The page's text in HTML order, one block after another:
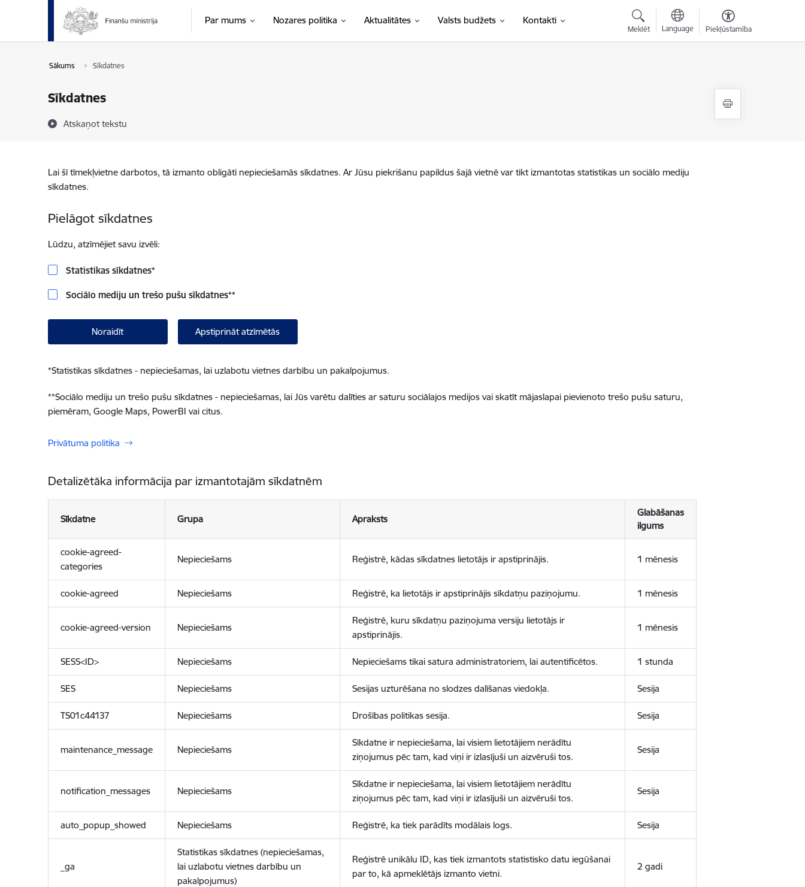
Pāriet uz lapas saturu
Par mums Nozares politika Aktualitātes Valsts budžets Kontakti
Meklēt Language Piekļūstamība
Sākums Sīkdatnes
Sīkdatnes
Atskaņot tekstu
Lai šī tīmekļvietne darbotos, tā izmanto obligāti nepieciešamās sīkdatnes. Ar Jūsu piekrišanu papildus šajā vietnē var tikt izmantotas statistikas un sociālo mediju
sīkdatnes.
Pielāgot sīkdatnes
Lūdzu, atzīmējiet savu izvēli:
Statistikas sīkdatnes*
Sociālo mediju un trešo pušu sīkdatnes**
Noraidīt Apstiprināt atzīmētās
*Statistikas sīkdatnes - nepieciešamas, lai uzlabotu vietnes darbību un pakalpojumus.
**Sociālo mediju un trešo pušu sīkdatnes - nepieciešamas, lai Jūs varētu dalīties ar saturu sociālajos medijos vai skatīt mājaslapai pievienoto trešo pušu saturu,
piemēram, Google Maps, PowerBI vai citus.
Privātuma politika
Detalizētāka informācija par izmantotajām sīkdatnēm
Sīkdatne Grupa Apraksts
Glabāšanas
ilgums
cookie-agreed-
categories
Nepieciešams Reģistrē, kādas sīkdatnes lietotājs ir apstiprinājis. 1 mēnesis
cookie-agreed Nepieciešams Reģistrē, ka lietotājs ir apstiprinājis sīkdatņu paziņojumu. 1 mēnesis
cookie-agreed-version Nepieciešams
Reģistrē, kuru sīkdatņu paziņojuma versiju lietotājs ir
apstiprinājis.
1 mēnesis
SESS<ID> Nepieciešams Nepieciešams tikai satura administratoriem, lai autentificētos. 1 stunda
SES Nepieciešams Sesijas uzturēšana no slodzes dalīšanas viedokļa. Sesija
TS01c44137 Nepieciešams Drošības politikas sesija. Sesija
maintenance_message Nepieciešams
Sīkdatne ir nepieciešama, lai visiem lietotājiem nerādītu
ziņojumus pēc tam, kad viņi ir izlasījuši un aizvēruši tos.
Sesija
notification_messages Nepieciešams
Sīkdatne ir nepieciešama, lai visiem lietotājiem nerādītu
ziņojumus pēc tam, kad viņi ir izlasījuši un aizvēruši tos.
Sesija
auto_popup_showed Nepieciešams Reģistrē, ka tiek parādīts modālais logs. Sesija
_ga
Statistikas sīkdatnes (nepieciešamas,
lai uzlabotu vietnes darbību un
pakalpojumus)
Reģistrē unikālu ID, kas tiek izmantots statistisko datu iegūšanai
par to, kā apmeklētājs izmanto vietni.
2 gadi